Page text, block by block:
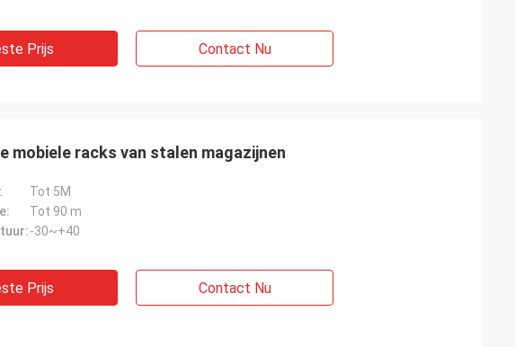
Prijs Contact Nu
mobiele racks van stalen magazijnen
Tot 5M
Tot 90 m
-30~+40
Prijs Contact Nu